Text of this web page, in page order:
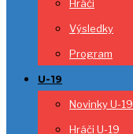
Hráči
Výsledky
Program
U-19
Novinky U-19
Hráči U-19